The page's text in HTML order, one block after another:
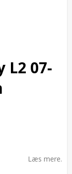
L2 07-
Læs mere.